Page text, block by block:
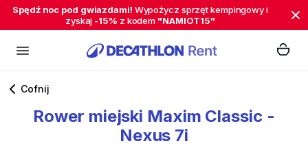
Spędź noc pod gwiazdami! Wypożycz sprzęt kempingowy i
zyskaj -15% z kodem "NAMIOT15"
Cofnij
Rower miejski Maxim Classic -
Nexus 7i